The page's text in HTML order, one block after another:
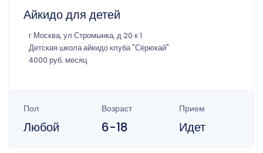
Айкидо для детей
г Москва, ул Стромынка, д 20 к 1
Детская школа айкидо клуба "Сёрюкай"
4000 руб. месяц
Пол
Любой
Возраст
6-18
Прием
Идет